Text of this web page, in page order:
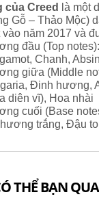
của Creed
là một
Gỗ – Thảo Mộc)
vào năm 2017 và
đầu (Top
Chanh,
giữa (Middle
Đinh hương,
diên vĩ), Hoa nhài
cuối (Base
trắng, Đậu
THỂ BẠN